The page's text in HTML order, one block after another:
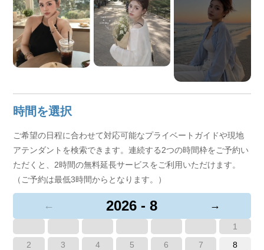
時間を選択
ご希望の日程に合わせて対応可能なプライベートガイドや現地
アテンダントを検索できます。連続する2つの時間枠をご予約い
ただくと、2時間の無料延長サービスをご利用いただけます。
（ご予約は最低3時間からとなります。）
← 2026 - 8 →
1
2
3 4 5 6 7
8